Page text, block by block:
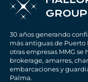
30 años generando
más antiguas de
otras empresas MMG
brokerage, amarres,
embarcaciones y
Palma.